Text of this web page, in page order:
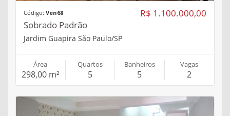
R$ 1.100.000,00
Código: Ven68
Sobrado Padrão
Jardim Guapira São Paulo/SP
Área
298,00 m²
Quartos
5
Banheiros
5
Vagas
2